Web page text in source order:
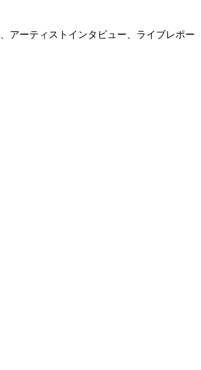
アーティストインタビュー、ライブレポー